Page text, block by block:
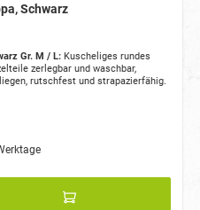
Schwarz
Gr. M / L: Kuscheliges rundes
zerlegbar und waschbar,
rutschfest und strapazierfähig.